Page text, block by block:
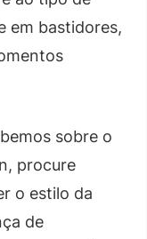
em bastidores,
sobre o
procure
o estilo da
de